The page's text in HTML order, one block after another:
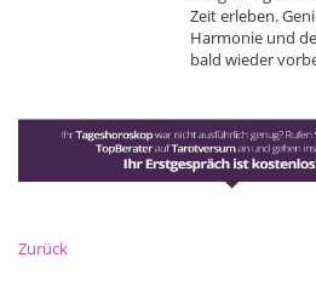
Zeit erleben.
Harmonie und
bald wieder
Zurück